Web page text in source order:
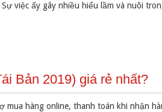
việc ấy gây nhiều hiểu lầm và nuôi
Bản 2019) giá rẻ nhất?
hàng online, thanh toán khi nhận